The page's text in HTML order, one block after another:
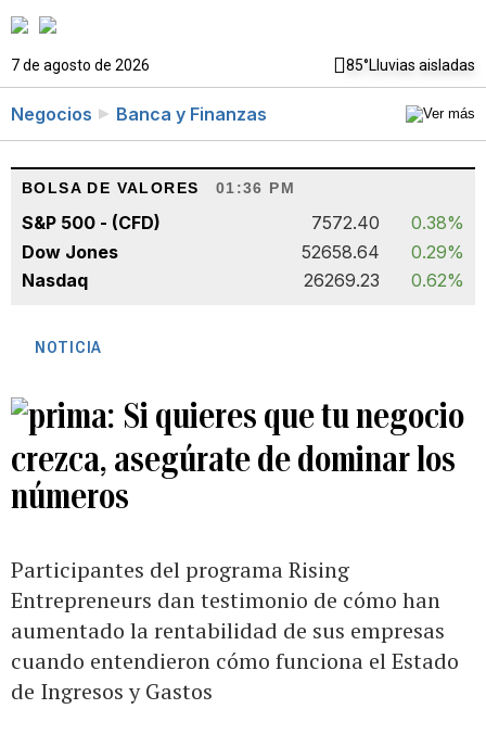
7 de agosto de 2026 85°Lluvias aisladas
Negocios Banca y Finanzas
BOLSA DE VALORES 01:36 PM
S&P 500 - (CFD) 7572.40
0.38%
Dow Jones
52658.64
0.29%
Nasdaq
26269.23 0.62%
NOTICIA
Si quieres que tu negocio
crezca, asegúrate de dominar los
números
Participantes del programa Rising
Entrepreneurs dan testimonio de cómo han
aumentado la rentabilidad de sus empresas
cuando entendieron cómo funciona el Estado
de Ingresos y Gastos